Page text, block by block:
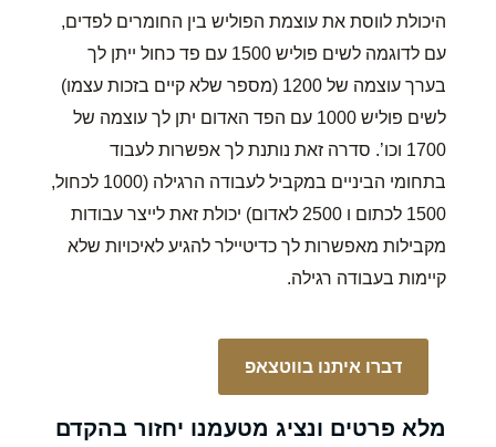
היכולת לווסת את עוצמת הפוליש בין החומרים לפדים,
עם לדוגמה לשים פוליש 1500 עם פד כחול ייתן לך
בערך עוצמה של 1200 (מספר שלא קיים בזכות עצמו)
לשים פוליש 1000 עם הפד האדום יתן לך עוצמה של
1700 וכו’. סדרה זאת נותנת לך אפשרות לעבוד
בתחומי הביניים במקביל לעבודה הרגילה (1000 לכחול,
1500 לכתום ו 2500 לאדום) יכולת זאת לייצר עבודות
מקבילות מאפשרות לך כדיטיילר להגיע לאיכויות שלא
קיימות בעבודה רגילה.
דברו איתנו בווטצאפ
מלא פרטים ונציג מטעמנו יחזור בהקדם